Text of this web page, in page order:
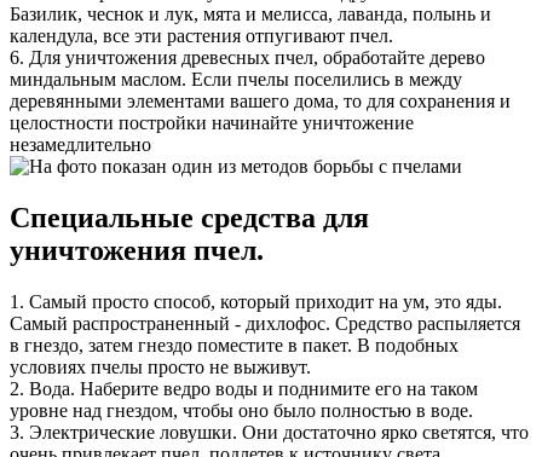
Базилик, чеснок и лук, мята и мелисса, лаванда, полынь и
календула, все эти растения отпугивают пчел.
6. Для уничтожения древесных пчел, обработайте дерево
миндальным маслом. Если пчелы поселились в между
деревянными элементами вашего дома, то для сохранения и
целостности постройки начинайте уничтожение
незамедлительно
Специальные средства для
уничтожения пчел.
1. Самый просто способ, который приходит на ум, это яды.
Самый распространенный - дихлофос. Средство распыляется
в гнездо, затем гнездо поместите в пакет. В подобных
условиях пчелы просто не выживут.
2. Вода. Наберите ведро воды и поднимите его на таком
уровне над гнездом, чтобы оно было полностью в воде.
3. Электрические ловушки. Они достаточно ярко светятся, что